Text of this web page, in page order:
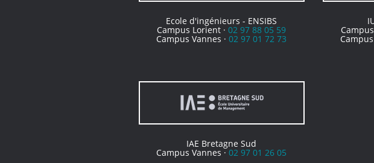
Ecole d'ingénieurs - ENSIBS
Campus Lorient ·02 97 88 05 59
Campus Vannes ·02 97 01 72 73
IAE Bretagne Sud
Campus Vannes ·02 97 01 26 05